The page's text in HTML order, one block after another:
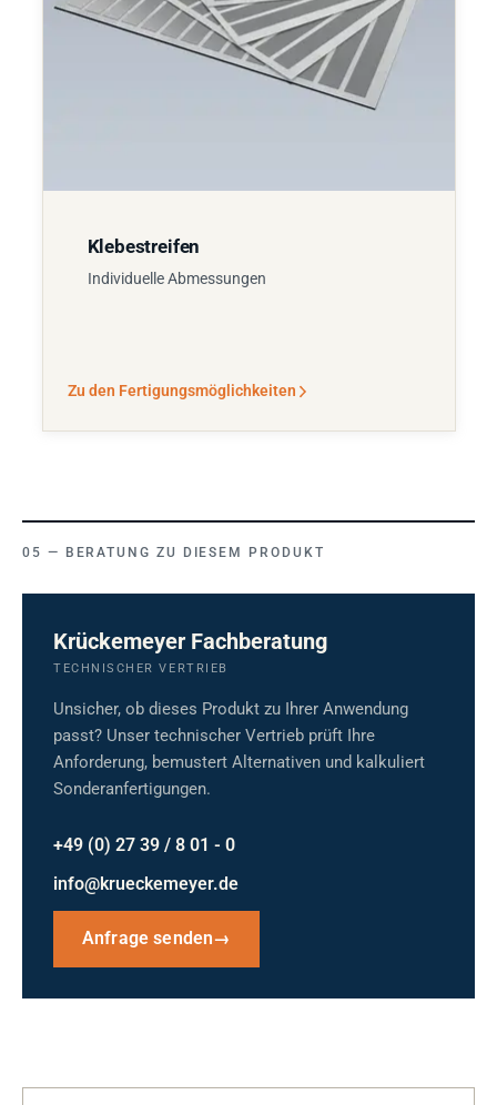
Klebestreifen
Individuelle Abmessungen
Zu den Fertigungsmöglichkeiten
BERATUNG ZU DIESEM PRODUKT
Krückemeyer Fachberatung
TECHNISCHER VERTRIEB
Unsicher, ob dieses Produkt zu Ihrer Anwendung
passt? Unser technischer Vertrieb prüft Ihre
Anforderung, bemustert Alternativen und kalkuliert
Sonderanfertigungen.
+49 (0) 27 39 / 8 01 - 0
info@krueckemeyer.de
Anfrage senden→